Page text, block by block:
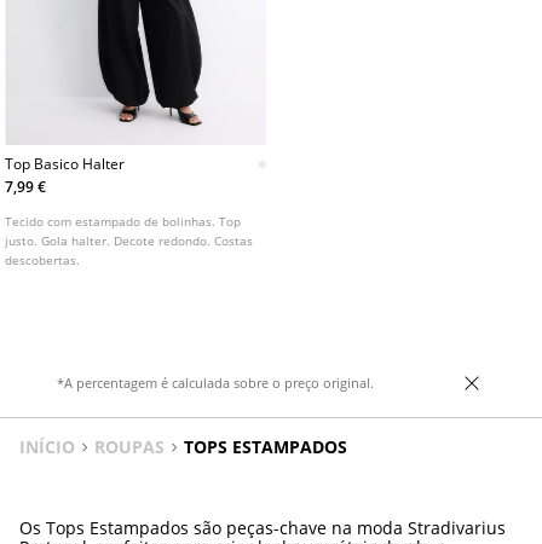
Top Basico Halter
7,99 €
Tecido com estampado de bolinhas. Top
justo. Gola halter. Decote redondo. Costas
descobertas.
*A percentagem é calculada sobre o preço original.
INÍCIO ROUPAS TOPS ESTAMPADOS
Os Tops Estampados são peças-chave na moda Stradivarius